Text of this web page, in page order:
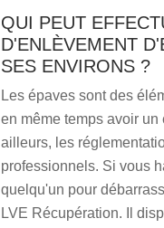
QUI PEUT
D'ENLÈVEMENT
SES ENVIRONS ?
Les épaves sont des
en même temps avoir
ailleurs, les
professionnels. Si vous
quelqu'un pour
LVE Récupération. Il